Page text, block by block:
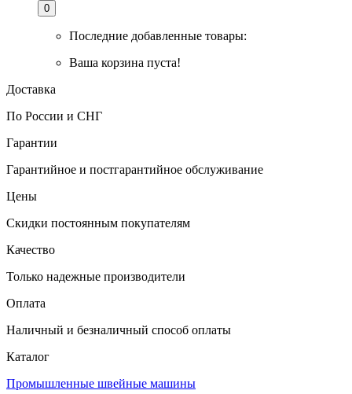
0
Последние добавленные товары:
Ваша корзина пуста!
Доставка
По России и СНГ
Гарантии
Гарантийное и постгарантийное обслуживание
Цены
Скидки постоянным покупателям
Качество
Только надежные производители
Оплата
Наличный и безналичный способ оплаты
Каталог
Промышленные швейные машины